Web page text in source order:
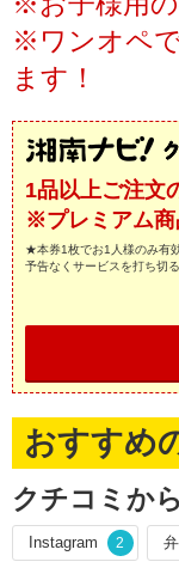
※ワンオペ
ます！
1品以上ご注文
※プレミアム商
★本券1枚でお1人様のみ有
予告なくサービスを打ち切
おすすめ
クチコミか
Instagram 2